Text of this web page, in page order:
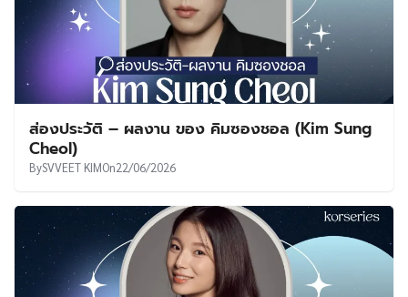
ส่องประวัติ – ผลงาน ของ คิมซองชอล (Kim Sung
Cheol)
BySVVEET KIMOn22/06/2026